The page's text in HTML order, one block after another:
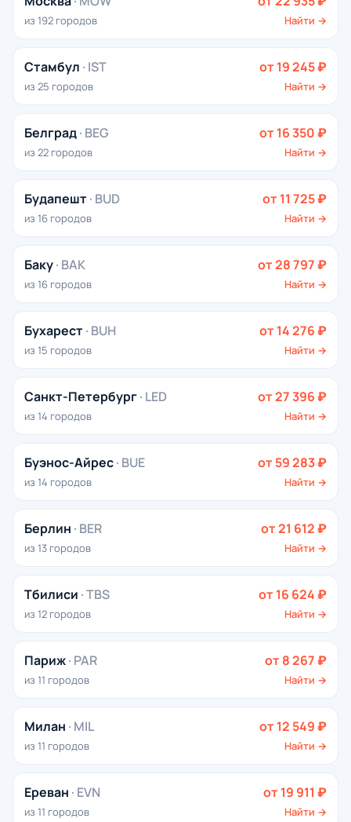
из 192 городов Найти →
Стамбул · IST
из 25 городов
от 19 245 ₽
Найти →
Белград· BEG
из 22 городов
от 16 350 ₽
Найти →
Будапешт· BUD
из 16 городов
от 11 725 ₽
Найти →
Баку· BAK
из 16 городов
от 28 797 ₽
Найти →
Бухарест· BUH
из 15 городов
от 14 276 ₽
Найти →
Санкт-Петербург· LED
из 14 городов
от 27 396 ₽
Найти →
Буэнос-Айрес· BUE
из 14 городов
от 59 283 ₽
Найти →
Берлин · BER
из 13 городов
от 21 612 ₽
Найти →
Тбилиси · TBS
из 12 городов
от 16 624 ₽
Найти →
Париж· PAR
из 11 городов
от 8 267 ₽
Найти →
Милан · MIL
из 11 городов
от 12 549 ₽
Найти →
Ереван · EVN
из 11 городов
от 19 911 ₽
Найти →